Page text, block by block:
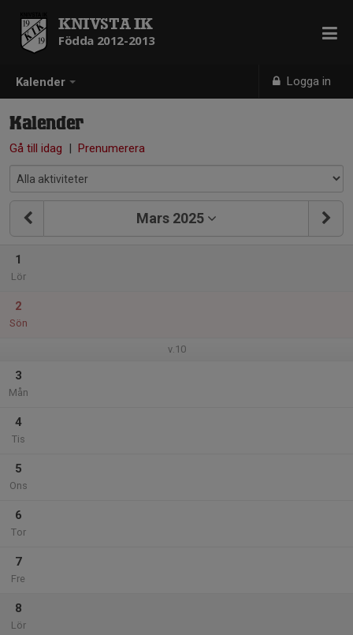
Kalender Logga in
KNIVSTA IK
Födda 2012-2013
Kalender
Gå till idag | Prenumerera
Mars 2025
1
Lör
2
Sön
v.10
3
Mån
4
Tis
5
Ons
6
Tor
7
Fre
8
Lör